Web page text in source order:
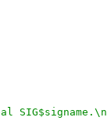
SIG$signame.\n